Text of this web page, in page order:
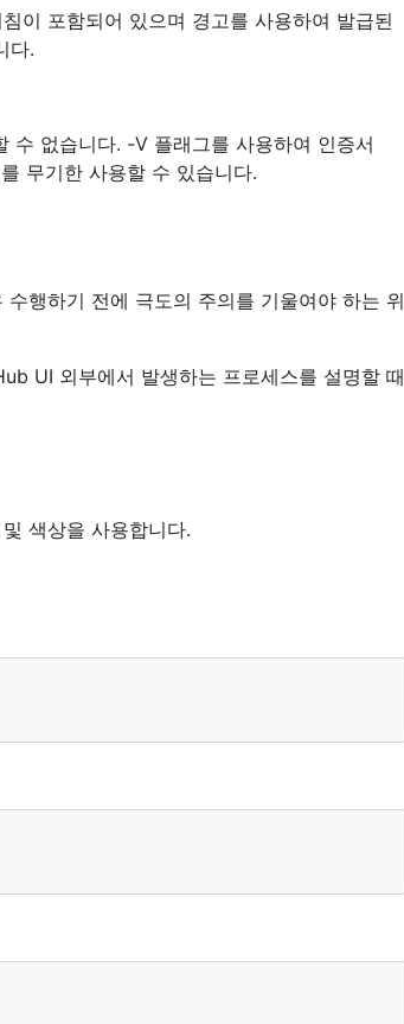
이 포함되어 있으며 경고를 사용하여 발급된
다.
수 없습니다. -V 플래그를 사용하여 인증서
무기한 사용할 수 있습니다.
행하기 전에 극도의 주의를 기울여야 하는 위
UI 외부에서 발생하는 프로세스를 설명할 때
색상을 사용합니다.